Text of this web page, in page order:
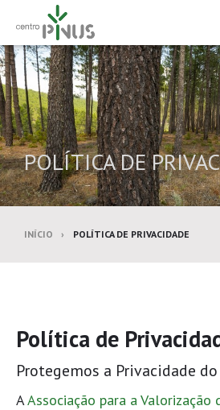
POLÍTICA DE
INÍCIO POLÍTICA DE PRIVACIDADE
Política de
Protegemos a Privacidade
AAssociação para a Valorização